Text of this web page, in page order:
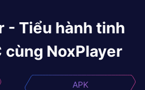
- Tiểu hành tinh
cùng NoxPlayer
APK